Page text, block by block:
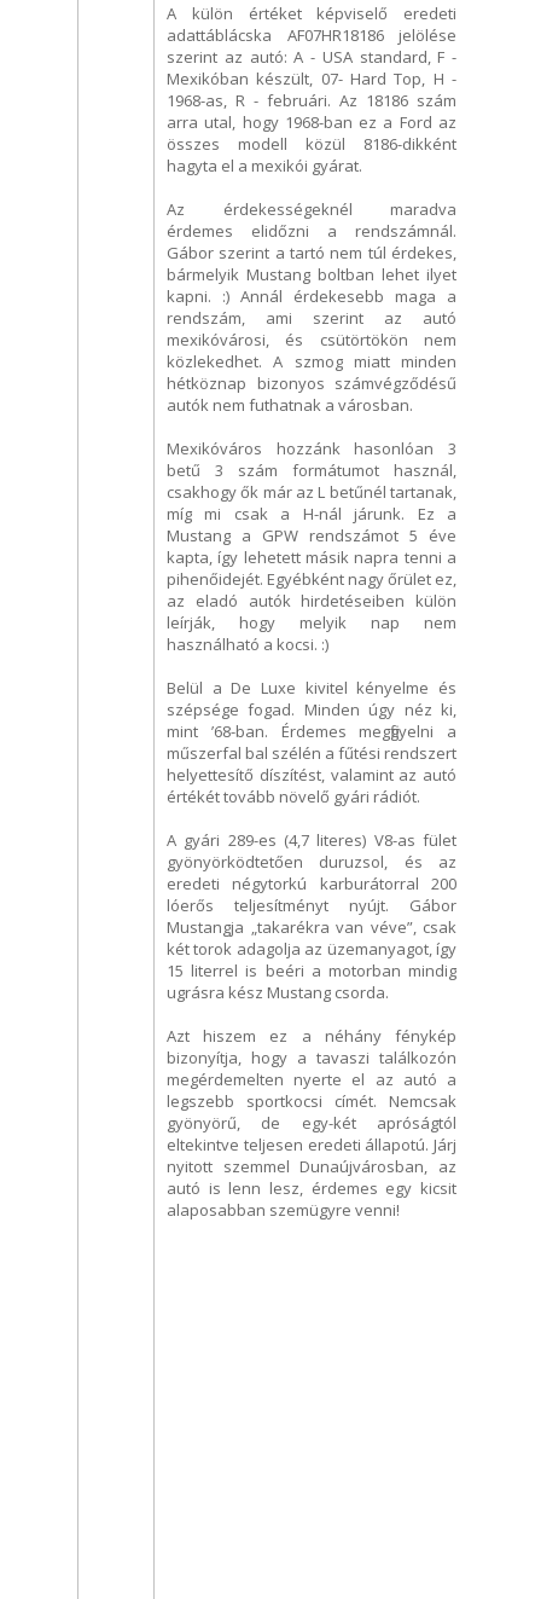
A külön értéket képviselő eredeti
adattáblácska AF07HR18186 jelölése
szerint az autó: A - USA standard, F -
Mexikóban készült, 07- Hard Top, H -
1968-as, R - februári. Az 18186 szám
arra utal, hogy 1968-ban ez a Ford az
összes modell közül 8186-dikként
hagyta el a mexikói gyárat.
Az érdekességeknél maradva
érdemes elidőzni a rendszámnál.
Gábor szerint a tartó nem túl érdekes,
bármelyik Mustang boltban lehet ilyet
kapni. :) Annál érdekesebb maga a
rendszám, ami szerint az autó
mexikóvárosi, és csütörtökön nem
közlekedhet. A szmog miatt minden
hétköznap bizonyos számvégződésű
autók nem futhatnak a városban.
Mexikóváros hozzánk hasonlóan 3
betű 3 szám formátumot használ,
csakhogy ők már az L betűnél tartanak,
míg mi csak a H-nál járunk. Ez a
Mustang a GPW rendszámot 5 éve
kapta, így lehetett másik napra tenni a
pihenőidejét. Egyébként nagy őrület ez,
az eladó autók hirdetéseiben külön
leírják, hogy melyik nap nem
használható a kocsi. :)
Belül a De Luxe kivitel kényelme és
szépsége fogad. Minden úgy néz ki,
mint ’68-ban. Érdemes megfigyelni a
műszerfal bal szélén a fűtési rendszert
helyettesítő díszítést, valamint az autó
értékét tovább növelő gyári rádiót.
A gyári 289-es (4,7 literes) V8-as fület
gyönyörködtetően duruzsol, és az
eredeti négytorkú karburátorral 200
lóerős teljesítményt nyújt. Gábor
Mustangja „takarékra van véve”, csak
két torok adagolja az üzemanyagot, így
15 literrel is beéri a motorban mindig
ugrásra kész Mustang csorda.
Azt hiszem ez a néhány fénykép
bizonyítja, hogy a tavaszi találkozón
megérdemelten nyerte el az autó a
legszebb sportkocsi címét. Nemcsak
gyönyörű, de egy-két apróságtól
eltekintve teljesen eredeti állapotú. Járj
nyitott szemmel Dunaújvárosban, az
autó is lenn lesz, érdemes egy kicsit
alaposabban szemügyre venni!